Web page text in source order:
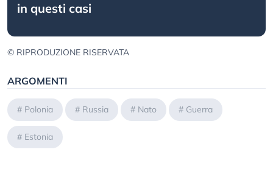
in questi casi
© RIPRODUZIONE RISERVATA
ARGOMENTI
# Polonia # Russia # Nato # Guerra
# Estonia